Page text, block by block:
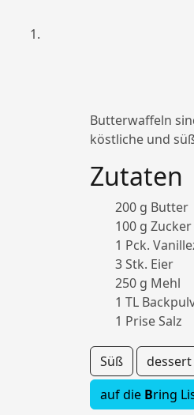
Butterwaffeln
köstliche und
Zutaten
200 g Butter
100 g Zucker
1 Pck.
3 Stk. Eier
250 g Mehl
1 TL
1 Prise Salz
Süß dessert
auf die Bring